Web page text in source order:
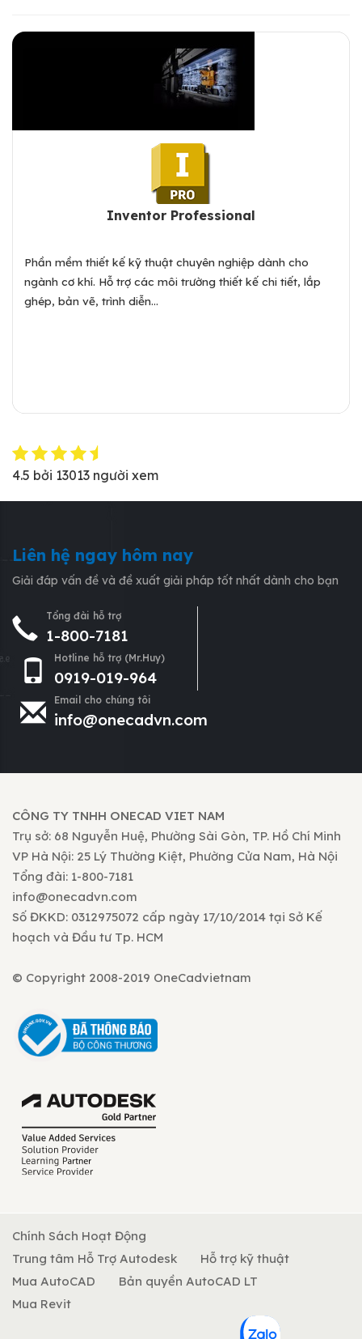
Inventor Professional
Phần mềm thiết kế kỹ thuật chuyên nghiệp dành cho
ngành cơ khí. Hỗ trợ các môi trường thiết kế chi tiết, lắp
ghép, bản vẽ, trình diễn...
4.5 bởi 13013 người xem
Liên hệ ngay hôm nay
Giải đáp vấn đề và đề xuất giải pháp tốt nhất dành cho bạn
Tổng đài hỗ trợ
1-800-7181
Hotline hỗ trợ (Mr.Huy)
0919-019-964
Email cho chúng tôi
info@onecadvn.com
CÔNG TY TNHH ONECAD VIET NAM
Trụ sở: 68 Nguyễn Huệ, Phường Sài Gòn, TP. Hồ Chí Minh
VP Hà Nội: 25 Lý Thường Kiệt, Phường Cửa Nam, Hà Nội
Tổng đài: 1-800-7181
info@onecadvn.com
Số ĐKKD: 0312975072 cấp ngày 17/10/2014 tại Sở Kế
hoạch và Đầu tư Tp. HCM
© Copyright 2008-2019 OneCadvietnam
Chính Sách Hoạt Động
Trung tâm Hỗ Trợ Autodesk
Hỗ trợ kỹ thuật
Mua AutoCAD
Bản quyền AutoCAD LT
Mua Revit